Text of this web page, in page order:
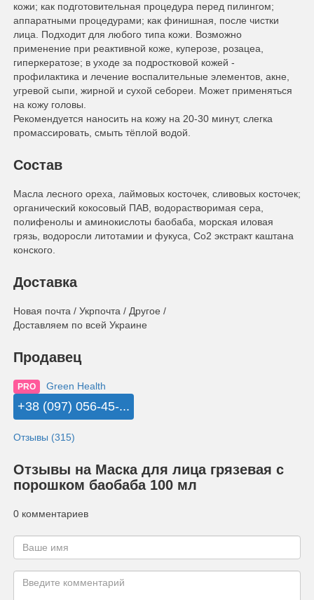
кожи; как подготовительная процедура перед пилингом;
аппаратными процедурами; как финишная, после чистки
лица. Подходит для любого типа кожи. Возможно
применение при реактивной коже, куперозе, розацеа,
гиперкератозе; в уходе за подростковой кожей -
профилактика и лечение воспалительные элементов, акне,
угревой сыпи, жирной и сухой себореи. Может применяться
на кожу головы.
Рекомендуется наносить на кожу на 20-30 минут, слегка
промассировать, смыть тёплой водой.
Состав
Масла лесного ореха, лаймовых косточек, сливовых косточек;
органический кокосовый ПАВ, водорастворимая сера,
полифенолы и аминокислоты баобаба, морская иловая
грязь, водоросли литотамии и фукуса, Со2 экстракт каштана
конского.
Доставка
Новая почта / Укрпочта / Другое /
Доставляем по всей Украине
Продавец
PRO Green Health
+38 (097) 056-45-...
Отзывы (315)
Отзывы на Маска для лица грязевая с
порошком баобаба 100 мл
0 комментариев